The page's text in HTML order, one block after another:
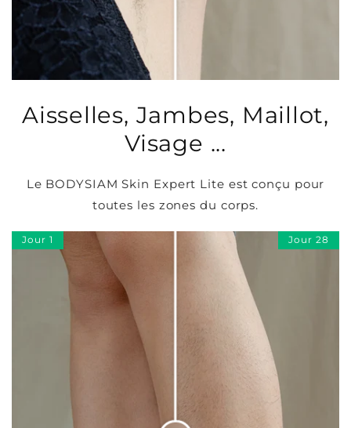
Aisselles, Jambes, Maillot,
Visage ...
Le BODYSIAM Skin Expert Lite est conçu pour
toutes les zones du corps.
Jour 1 Jour 28